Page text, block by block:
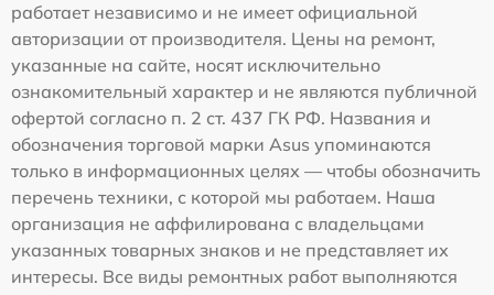
работает независимо и не имеет официальной
авторизации от производителя. Цены на ремонт,
указанные на сайте, носят исключительно
ознакомительный характер и не являются публичной
офертой согласно п. 2 ст. 437 ГК РФ. Названия и
обозначения торговой марки Asus упоминаются
только в информационных целях — чтобы обозначить
перечень техники, с которой мы работаем. Наша
организация не аффилирована с владельцами
указанных товарных знаков и не представляет их
интересы. Все виды ремонтных работ выполняются